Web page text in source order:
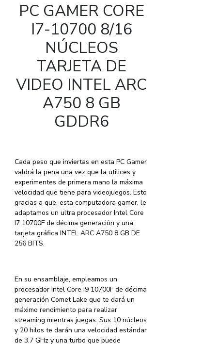
PC GAMER CORE
I7-10700 8/16
NÚCLEOS
TARJETA DE
VIDEO INTEL ARC
A750 8 GB
GDDR6
Cada peso que inviertas en esta PC Gamer
valdrá la pena una vez que la utilices y
experimentes de primera mano la máxima
velocidad que tiene para videojuegos. Esto
gracias a que, esta computadora gamer, le
adaptamos un ultra procesador Intel Core
I7 10700F de décima generación y una
tarjeta gráfica INTEL ARC A750 8 GB DE
256 BITS.
En su ensamblaje, empleamos un
procesador Intel Core i9 10700F de décima
generación Comet Lake que te dará un
máximo rendimiento para realizar
streaming mientras juegas. Sus 10 núcleos
y 20 hilos te darán una velocidad estándar
de 3.7 GHz y una turbo que puede